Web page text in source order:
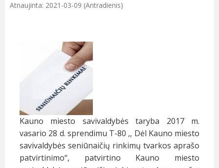
Atnaujinta: 2021-03-09 (Antradienis)
Kauno miesto savivaldybės taryba 2017 m.
vasario 28 d. sprendimu T-80 ,, Dėl Kauno miesto
savivaldybės seniūnaičių rinkimų tvarkos aprašo
patvirtinimo“, patvirtino Kauno miesto